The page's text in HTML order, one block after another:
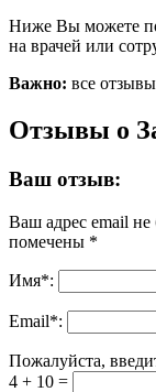
Ниже Вы можете
на врачей или
Важно: все
Отзывы о
Ваш отзыв:
Ваш адрес email не
помечены *
Имя*:
Email*:
Пожалуйста,
4 + 10 =